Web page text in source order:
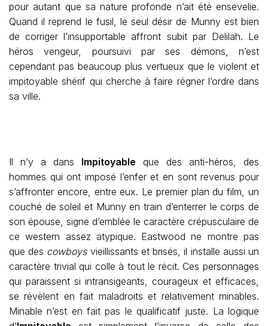
pour autant que sa nature profonde n’ait été ensevelie.
Quand il reprend le fusil, le seul désir de Munny est bien
de corriger l’insupportable affront subit par Delilah. Le
héros vengeur, poursuivi par ses démons, n’est
cependant pas beaucoup plus vertueux que le violent et
impitoyable shérif qui cherche à faire régner l’ordre dans
sa ville.
Il n’y a dans Impitoyable que des anti-héros, des
hommes qui ont imposé l’enfer et en sont revenus pour
s’affronter encore, entre eux. Le premier plan du film, un
couché de soleil et Munny en train d’enterrer le corps de
son épouse, signe d’emblée le caractère crépusculaire de
ce western assez atypique. Eastwood ne montre pas
que des cowboys vieillissants et brisés, il installe aussi un
caractère trivial qui colle à tout le récit. Ces personnages
qui paraissent si intransigeants, courageux et efficaces,
se révèlent en fait maladroits et relativement minables.
Minable n’est en fait pas le qualificatif juste. La logique